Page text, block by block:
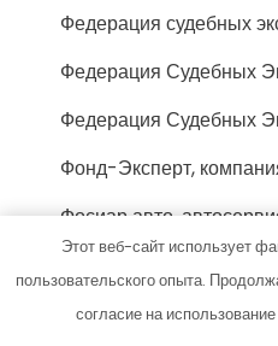
Федерация судебных
Федерация Судебных
Федерация Судебных
Фонд-Эксперт,
Фосиар авто,
Центр автоэкспертизы,
автоэкспертизы
Этот веб-сайт использует
пользовательского опыта.
согласие на